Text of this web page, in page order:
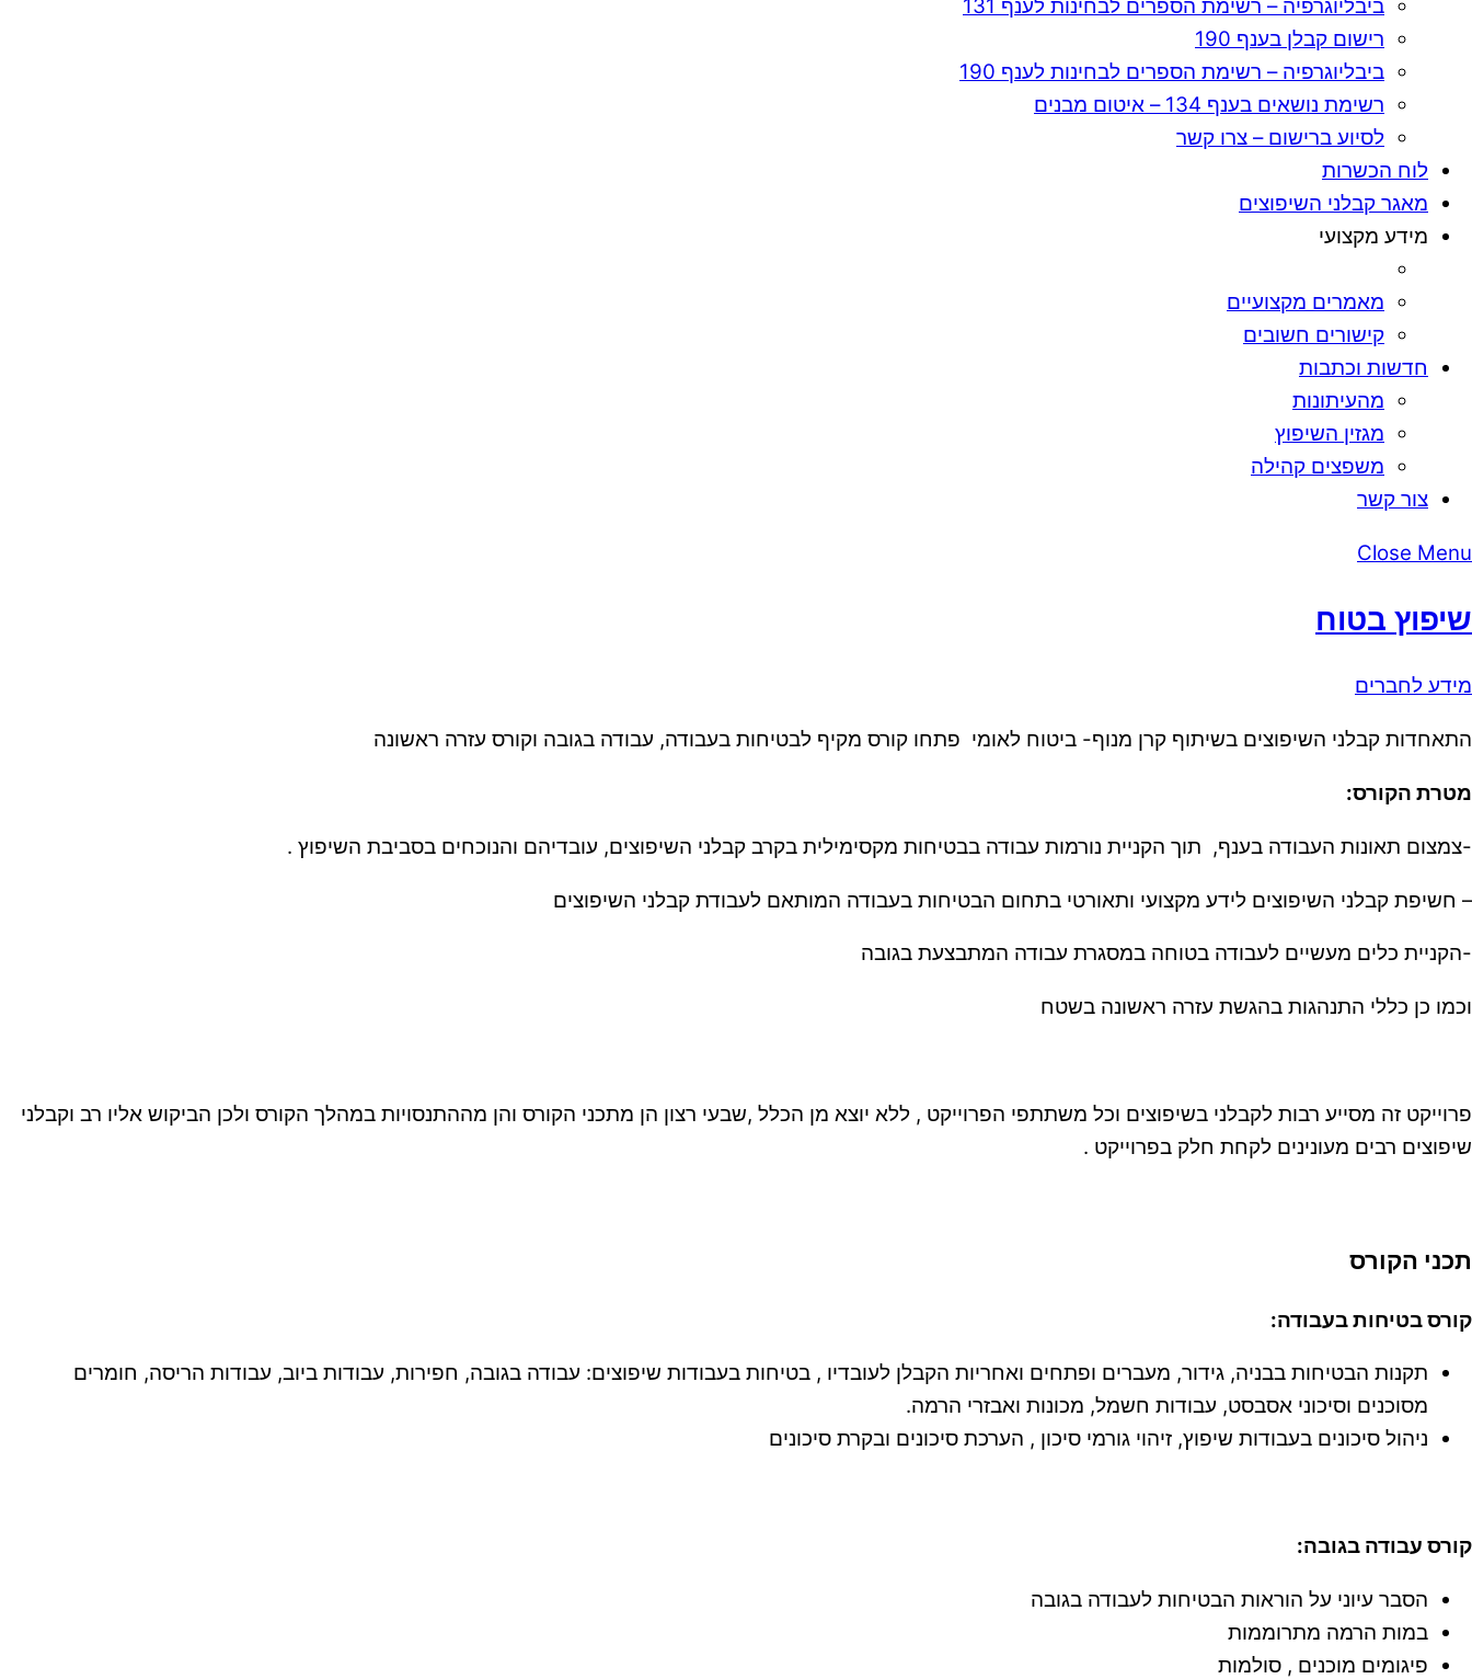
ביבליוגרפיה – רשימת הספרים לבחינות לענף 131
רישום קבלן בענף 190
ביבליוגרפיה – רשימת הספרים לבחינות לענף 190
רשימת נושאים בענף 134 – איטום מבנים
לסיוע ברישום – צרו קשר
לוח הכשרות
מאגר קבלני השיפוצים
מידע מקצועי
מאמרים מקצועיים
קישורים חשובים
חדשות וכתבות
מהעיתונות
מגזין השיפוץ
משפצים קהילה
צור קשר
Close Menu
שיפוץ בטוח
מידע לחברים
התאחדות קבלני השיפוצים בשיתוף קרן מנוף- ביטוח לאומי פתחו קורס מקיף לבטיחות בעבודה, עבודה בגובה וקורס עזרה ראשונה
מטרת הקורס:
-צמצום תאונות העבודה בענף, תוך הקניית נורמות עבודה בבטיחות מקסימילית בקרב קבלני השיפוצים, עובדיהם והנוכחים בסביבת השיפוץ .
– חשיפת קבלני השיפוצים לידע מקצועי ותאורטי בתחום הבטיחות בעבודה המותאם לעבודת קבלני השיפוצים
-הקניית כלים מעשיים לעבודה בטוחה במסגרת עבודה המתבצעת בגובה
וכמו כן כללי התנהגות בהגשת עזרה ראשונה בשטח
פרוייקט זה מסייע רבות לקבלני בשיפוצים וכל משתתפי הפרוייקט , ללא יוצא מן הכלל ,שבעי רצון הן מתכני הקורס והן מההתנסויות במהלך הקורס ולכן הביקוש אליו רב וקבלני
שיפוצים רבים מעונינים לקחת חלק בפרוייקט .
תכני הקורס
קורס בטיחות בעבודה:
תקנות הבטיחות בבניה, גידור, מעברים ופתחים ואחריות הקבלן לעובדיו , בטיחות בעבודות שיפוצים: עבודה בגובה, חפירות, עבודות ביוב, עבודות הריסה, חומרים
מסוכנים וסיכוני אסבסט, עבודות חשמל, מכונות ואבזרי הרמה.
ניהול סיכונים בעבודות שיפוץ, זיהוי גורמי סיכון , הערכת סיכונים ובקרת סיכונים
קורס עבודה בגובה:
הסבר עיוני על הוראות הבטיחות לעבודה בגובה
במות הרמה מתרוממות
פיגומים מוכנים , סולמות